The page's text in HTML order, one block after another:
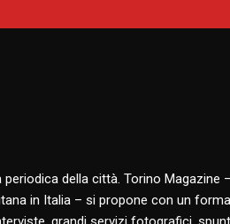
periodica della città. Torino Magazine
in Italia – si propone con un